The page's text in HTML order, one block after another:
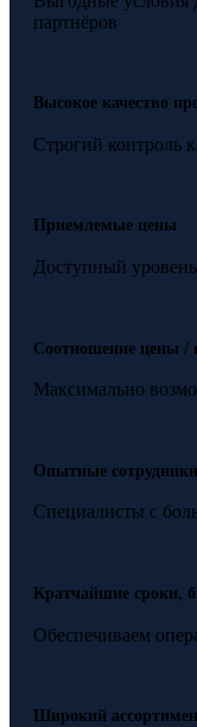
партнёров
Высокое качество
Строгий контроль
Приемлемые цены
Доступный
Соотношение цены /
Максимально
Опытные сотрудники
Специалисты с
Кратчайшие сроки,
Обеспечиваем
Широкий